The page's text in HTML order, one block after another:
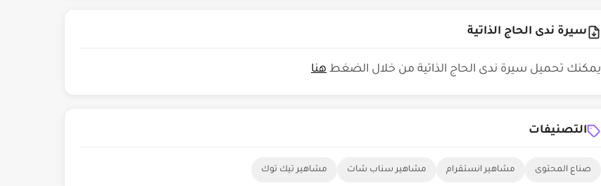
سيرة ندى الحاج الذاتية
يمكنك تحميل سيرة ندى الحاج الذاتية من خلال الضغط هنا
التصنيفات
صناع المحتوى مشاهير انستقرام مشاهير سناب شات مشاهير تيك توك